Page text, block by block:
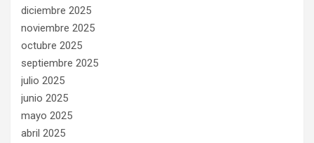
diciembre 2025
noviembre 2025
octubre 2025
septiembre 2025
julio 2025
junio 2025
mayo 2025
abril 2025